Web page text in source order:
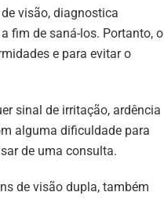
visão, diagnostica
fim de saná-los. Portanto, o
e para evitar o
sinal de irritação, ardência
alguma dificuldade para
de uma consulta.
de visão dupla, também